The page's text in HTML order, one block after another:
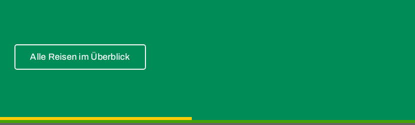
Alle Reisen im Überblick